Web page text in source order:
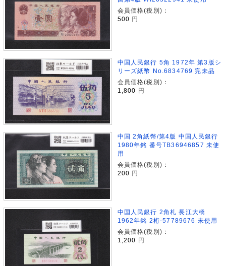
会員価格(税別)：
500 円
中国人民銀行 5角 1972年 第3版シ
リーズ紙幣 No.6834769 完未品
会員価格(税別)：
1,800 円
中国 2角紙幣/第4版 中国人民銀行
1980年銘 番号TB36946857 未使
用
会員価格(税別)：
200 円
中国人民銀行 2角札 長江大橋
1962年銘 2桁-57789676 未使用
会員価格(税別)：
1,200 円